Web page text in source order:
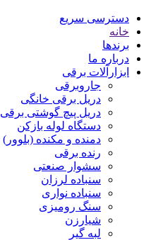
دسترسی سریع
خانه
برندها
درباره ما
ابزارآلات برقی
جاروبرقی
دریل برقی خانگی
دریل پیچ گوشتی برقی
دستگاه لوله بازکن
دمنده و مکنده (بلوور)
رنده برقی
سشوار صنعتی
سنباده لرزان
سنباده نواری
سنگ رومیزی
شیارزن
لبه گیر